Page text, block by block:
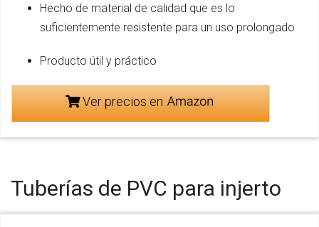
Hecho de material de calidad que es lo
suficientemente resistente para un uso prolongado
Producto útil y práctico
Ver precios en
Tuberías de PVC para injerto